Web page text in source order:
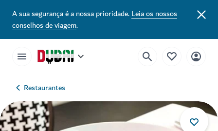
A sua segurança é a nossa prioridade.Leia os nossos
conselhos de viagem.
Restaurantes